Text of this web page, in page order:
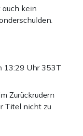
kein
13:29 Uhr353T
Zurückrudern
Titel nicht zu